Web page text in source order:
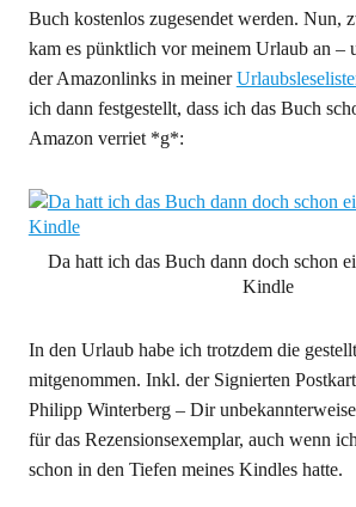
Buch kostenlos zugesendet werden. Nun,
kam es pünktlich vor meinem Urlaub an –
der Amazonlinks in meiner
ich dann festgestellt, dass ich das Buch
Amazon verriet *g*:
Da hatt ich das Buch dann doch schon
Kindle
In den Urlaub habe ich trotzdem die
mitgenommen. Inkl. der Signierten
Philipp Winterberg – Dir
für das Rezensionsexemplar, auch wenn
schon in den Tiefen meines Kindles hatte.